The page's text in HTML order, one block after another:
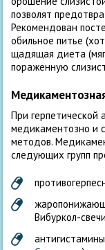
позволят
Рекомендован
обильное питье
щадящая диета
пораженную
При герпетической
медикаментозно и
методов.
следующих групп
Вибуркол-